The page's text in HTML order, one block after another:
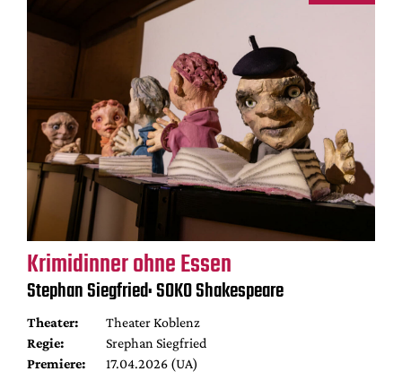
Krimidinner ohne Essen
Stephan Siegfried: SOKO Shakespeare
Theater:
Theater Koblenz
Regie:
Srephan Siegfried
Premiere:
17.04.2026 (UA)